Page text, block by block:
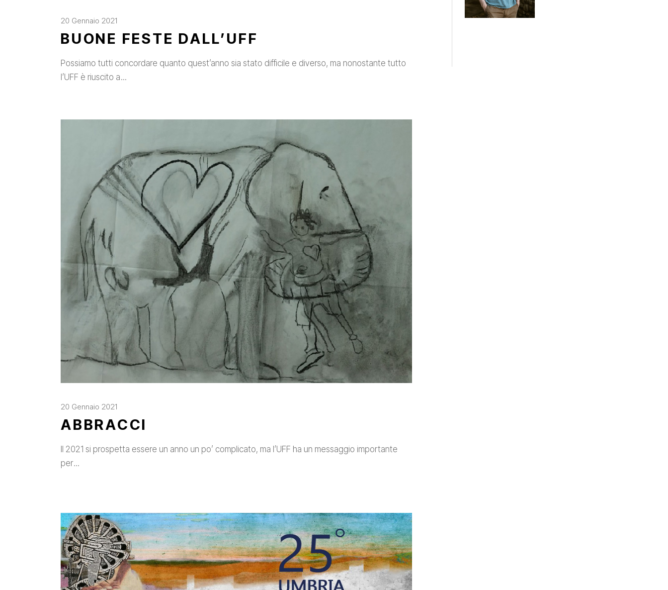
20 Gennaio 2021
BUONE FESTE DALL’UFF
Possiamo tutti concordare quanto quest’anno sia stato difficile e diverso, ma nonostante tutto
l’UFF è riuscito a
20 Gennaio 2021
ABBRACCI
Il 2021 si prospetta essere un anno un po’ complicato, ma l’UFF ha un messaggio importante
per